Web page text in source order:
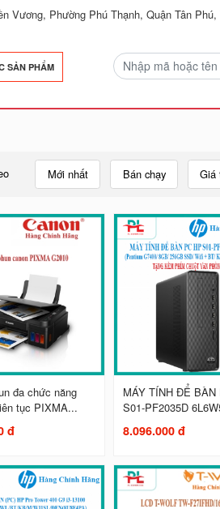
Vương, Phường Phú Thạnh, Quận Tân
SẢN PHẨM
Mới nhất Bán chạy Giá
đa chức năng
tục PIXMA...
đ
MÁY TÍNH ĐỂ BÀN
S01-PF2035D
8.096.000 đ